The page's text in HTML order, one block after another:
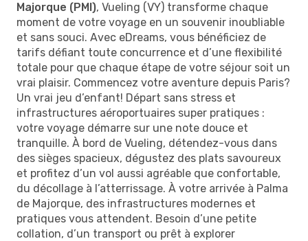
Majorque (PMI), Vueling (VY) transforme chaque
moment de votre voyage en un souvenir inoubliable
et sans souci. Avec eDreams, vous bénéficiez de
tarifs défiant toute concurrence et d’une flexibilité
totale pour que chaque étape de votre séjour soit un
vrai plaisir. Commencez votre aventure depuis Paris?
Un vrai jeu d’enfant! Départ sans stress et
infrastructures aéroportuaires super pratiques :
votre voyage démarre sur une note douce et
tranquille. À bord de Vueling, détendez-vous dans
des sièges spacieux, dégustez des plats savoureux
et profitez d’un vol aussi agréable que confortable,
du décollage à l’atterrissage. À votre arrivée à Palma
de Majorque, des infrastructures modernes et
pratiques vous attendent. Besoin d’une petite
collation, d’un transport ou prêt à explorer